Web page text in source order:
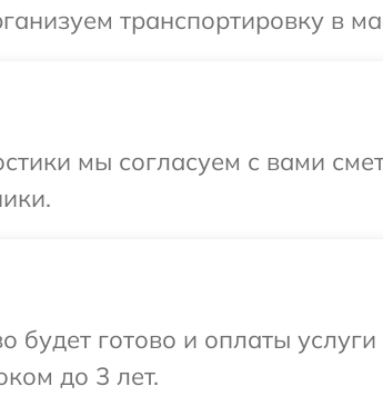
транспортировку в
мы согласуем с вами
будет готово и оплаты
до 3 лет.